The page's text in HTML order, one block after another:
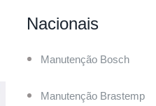
Nacionais
Manutenção Bosch
Manutenção Brastemp